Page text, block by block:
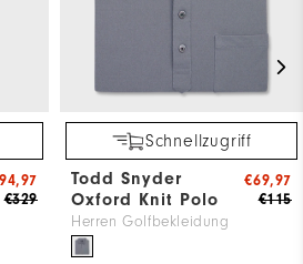
€329
Schnellzugriff
Todd Snyder
Oxford Knit Polo
Herren Golfbekleidung
€115
€69,97